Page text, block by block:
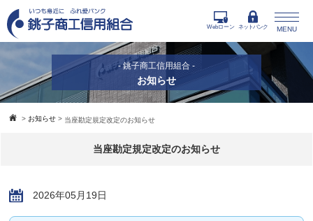
MENU
Webローン ネットバンク
- 銚子商工信用組合 -
お知らせ
> お知らせ > 当座勘定規定改定のお知らせ
当座勘定規定改定のお知らせ
2026年05月19日